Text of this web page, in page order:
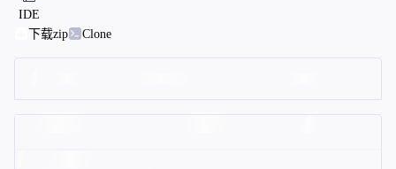
IDE
下载zip
Clone